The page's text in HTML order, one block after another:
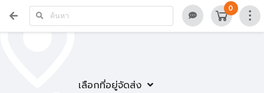
เลือกที่อยู่จัดส่ง
0